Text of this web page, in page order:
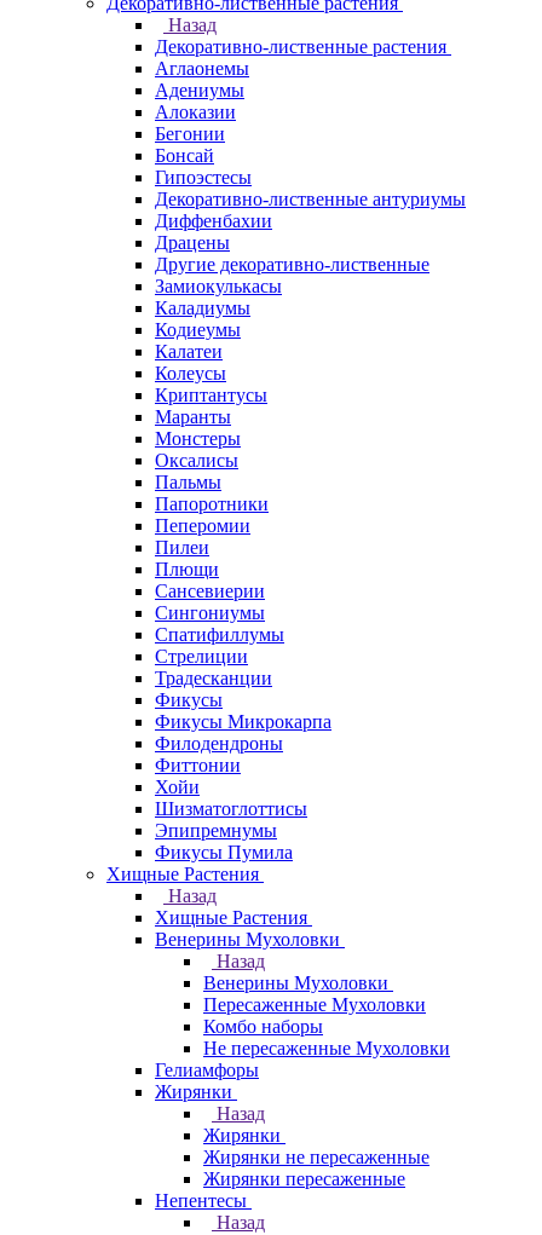
Назад
Декоративно-лиственные растения
Аглаонемы
Адениумы
Алоказии
Бегонии
Бонсай
Гипоэстесы
Декоративно-лиственные антуриумы
Диффенбахии
Драцены
Другие декоративно-лиственные
Замиокулькасы
Каладиумы
Кодиеумы
Калатеи
Колеусы
Криптантусы
Маранты
Монстеры
Оксалисы
Пальмы
Папоротники
Пеперомии
Пилеи
Плющи
Сансевиерии
Сингониумы
Спатифиллумы
Стрелиции
Традесканции
Фикусы
Фикусы Микрокарпа
Филодендроны
Фиттонии
Хойи
Шизматоглоттисы
Эпипремнумы
Фикусы Пумила
Хищные Растения
Назад
Хищные Растения
Венерины Мухоловки
Назад
Венерины Мухоловки
Пересаженные Мухоловки
Комбо наборы
Не пересаженные Мухоловки
Гелиамфоры
Жирянки
Назад
Жирянки
Жирянки не пересаженные
Жирянки пересаженные
Непентесы
Назад